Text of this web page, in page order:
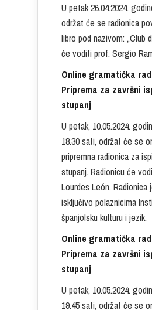
U petak 26.04.2024.
održat će se radionica
libro pod nazivom: „Club
će voditi prof. Sergio
Online gramatička
Priprema za završni
stupanj
U petak, 10.05.2024.
18.30 sati, održat će se
pripremna radionica za
stupanj. Radionicu će
Lourdes León. Radionica
isključivo polaznicima
španjolsku kulturu i jezik.
Online gramatička
Priprema za završni
stupanj
U petak, 10.05.2024.
19.45 sati, održat će se